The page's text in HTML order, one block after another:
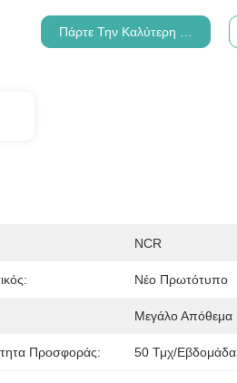
Πάρτε Την Καλύτερη Τιμή
NCR
Νέο Πρωτότυπο
Μεγάλο Απόθεμα
Προσφοράς: 50 Τμχ/εβδομάδα